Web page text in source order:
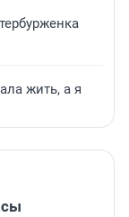
жить, а я